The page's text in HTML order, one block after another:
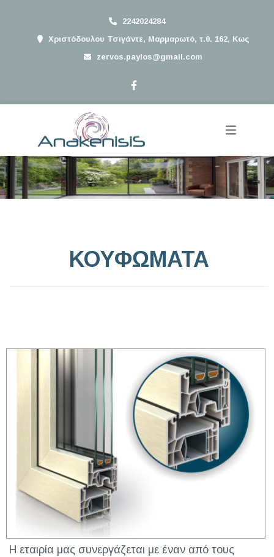
2242024284
Χριστόδουλου Τσιγάντε, Μαρμαρωτό, τ.θ. 162, Κως
zervos.paylos@gmail.com
ΚΟΥΦΩΜΑΤΑ
Η εταιρία μας συνεργάζεται με έναν από τους